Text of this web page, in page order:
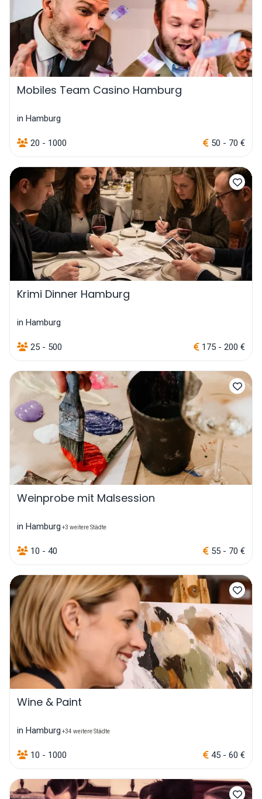
Mobiles Team Casino Hamburg
in Hamburg
20 - 1000 50 - 70 €
Krimi Dinner Hamburg
in Hamburg
25 - 500 175 - 200 €
Weinprobe mit Malsession
in Hamburg +3 weitere Städte
10 - 40 55 - 70 €
Wine & Paint
in Hamburg +34 weitere Städte
10 - 1000 45 - 60 €